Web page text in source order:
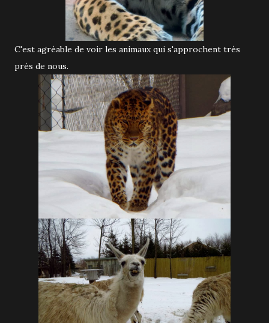
C'est agréable de voir les animaux qui s'approchent très
près de nous.